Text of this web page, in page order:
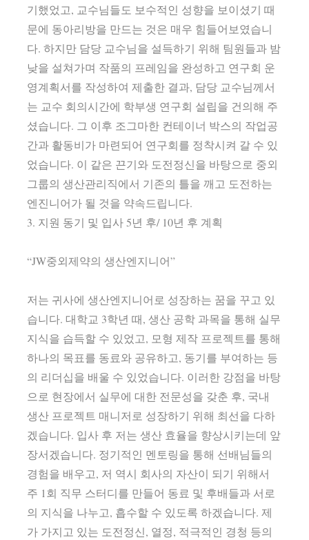
기했었고, 교수님들도 보수적인 성향을 보이셨기 때
문에 동아리방을 만드는 것은 매우 힘들어보였습니
다. 하지만 담당 교수님을 설득하기 위해 팀원들과 밤
낮을 설쳐가며 작품의 프레임을 완성하고 연구회 운
영계획서를 작성하여 제출한 결과, 담당 교수님께서
는 교수 회의시간에 학부생 연구회 설립을 건의해 주
셨습니다. 그 이후 조그마한 컨테이너 박스의 작업공
간과 활동비가 마련되어 연구회를 정착시켜 갈 수 있
었습니다. 이 같은 끈기와 도전정신을 바탕으로 중외
그룹의 생산관리직에서 기존의 틀을 깨고 도전하는
엔진니어가 될 것을 약속드립니다.
3. 지원 동기 및 입사 5년 후/ 10년 후 계획
“JW중외제약의 생산엔지니어”
저는 귀사에 생산엔지니어로 성장하는 꿈을 꾸고 있
습니다. 대학교 3학년 때, 생산 공학 과목을 통해 실무
지식을 습득할 수 있었고, 모형 제작 프로젝트를 통해
하나의 목표를 동료와 공유하고, 동기를 부여하는 등
의 리더십을 배울 수 있었습니다. 이러한 강점을 바탕
으로 현장에서 실무에 대한 전문성을 갖춘 후, 국내
생산 프로젝트 매니저로 성장하기 위해 최선을 다하
겠습니다. 입사 후 저는 생산 효율을 향상시키는데 앞
장서겠습니다. 정기적인 멘토링을 통해 선배님들의
경험을 배우고, 저 역시 회사의 자산이 되기 위해서
주 1회 직무 스터디를 만들어 동료 및 후배들과 서로
의 지식을 나누고, 흡수할 수 있도록 하겠습니다. 제
가 가지고 있는 도전정신, 열정, 적극적인 경청 등의